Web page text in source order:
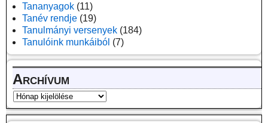
Tananyagok (11)
Tanév rendje (19)
Tanulmányi versenyek (184)
Tanulóink munkáiból (7)
Archívum